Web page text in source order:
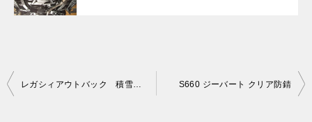
投
レガシィアウトバック 積雪地帯向け防錆 S660 ジーバート クリア防錆